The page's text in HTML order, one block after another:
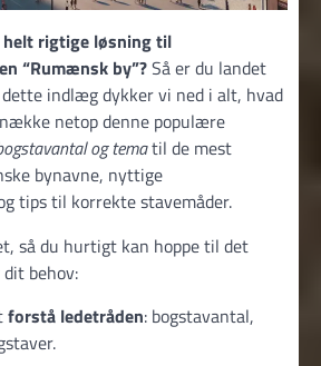
helt rigtige løsning til
“Rumænsk by”?Så er du landet
indlæg dykker vi ned i alt, hvad
netop denne populære
og tematil de mest
bynavne, nyttige
tips til korrekte stavemåder.
så du hurtigt kan hoppe til det
behov:
forstå ledetråden: bogstavantal,